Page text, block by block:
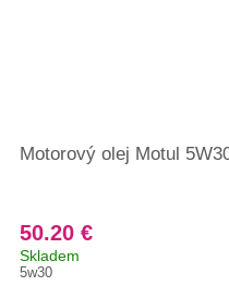
Motorový olej Motul
50.20 €
Skladem
5w30